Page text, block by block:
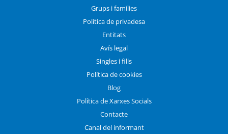
Grups i famílies
Política de privadesa
Entitats
Avís legal
Singles i fills
Política de cookies
Blog
Política de Xarxes Socials
Contacte
Canal del informant